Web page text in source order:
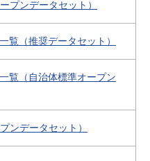
プンデータセット）
覧（推奨データセット）
覧（自治体標準オープン
ンデータセット）